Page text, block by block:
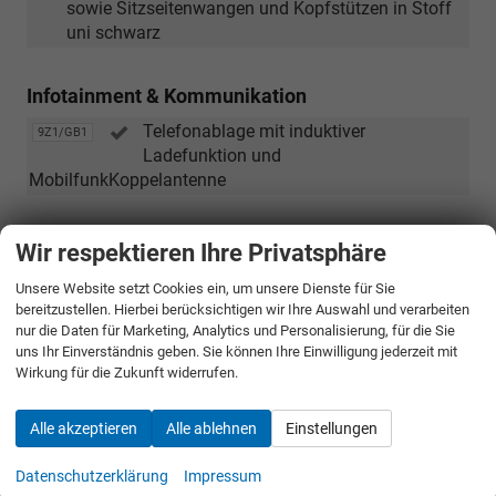
und
sowie Sitzseitenwangen und Kopfstützen in Stoff
uni schwarz
Infotainment & Kommunikation
9Z1/GB1
Telefonablage mit induktiver
Ladefunktion und
MobilfunkKoppelantenne
Sicherheit & Assistenz
Komfortschlüssel mit Safelock und
Diebstahlwarnanlage
(nur
in
Verbindung
Paket
Tech
Außen
1M6
Anhängevorrichtung (mechanisch
schwenkbar)
Panorama-Schiebedach
Wir respektieren Ihre Privatsphäre
Unsere Website setzt Cookies ein, um unsere Dienste für Sie
bereitzustellen. Hierbei berücksichtigen wir Ihre Auswahl und verarbeiten
nur die Daten für Marketing, Analytics und Personalisierung, für die Sie
uns Ihr Einverständnis geben. Sie können Ihre Einwilligung jederzeit mit
Wirkung für die Zukunft widerrufen.
Alle akzeptieren Alle ablehnen Einstellungen
Datenschutzerklärung Impressum